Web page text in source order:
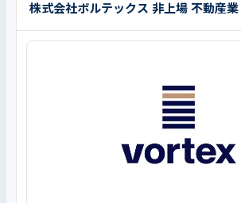
株式会社ボルテックス 非上場 不動産業